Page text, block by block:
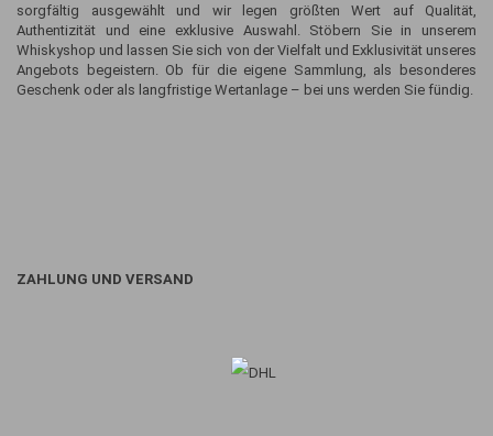
sorgfältig ausgewählt und wir legen größten Wert auf Qualität,
Authentizität und eine exklusive Auswahl. Stöbern Sie in unserem
Whiskyshop und lassen Sie sich von der Vielfalt und Exklusivität unseres
Angebots begeistern. Ob für die eigene Sammlung, als besonderes
Geschenk oder als langfristige Wertanlage – bei uns werden Sie fündig.
ZAHLUNG UND VERSAND